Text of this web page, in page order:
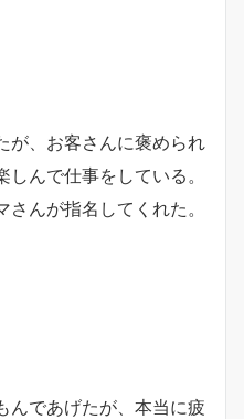
が、お客さんに褒められ
んで仕事をしている。
んが指名してくれた。
んであげたが、本当に疲